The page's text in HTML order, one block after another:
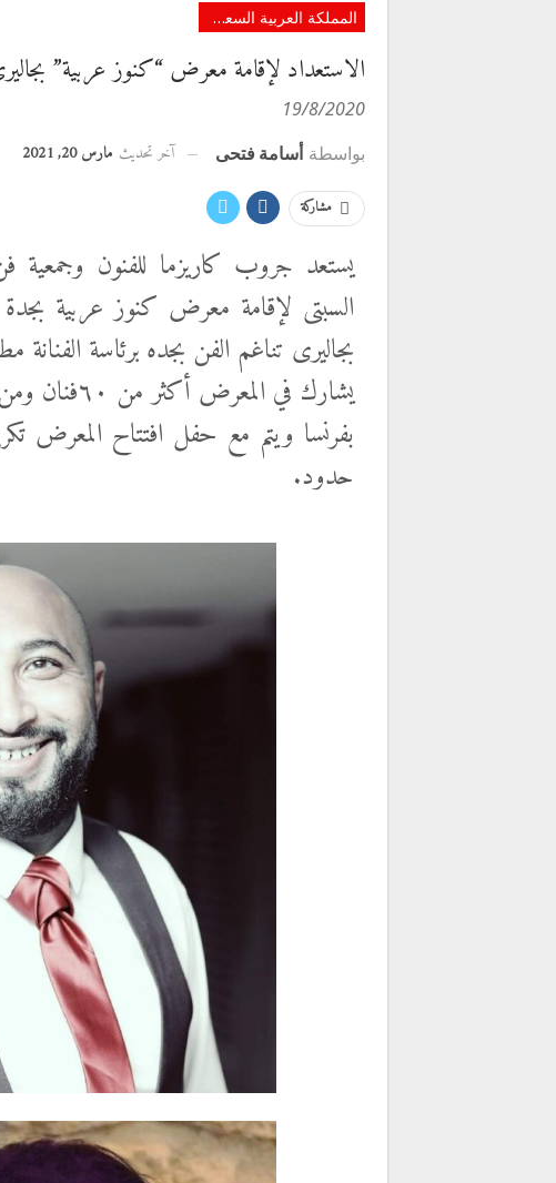
المملكة العربية السعودية
الاستعداد لإقامة معرض “كنوز عربية”
19/8/2020
بواسطة أسامة فتحى آخر تحديث مارس 20, 2021
مشاركة
يستعد جروب كاريزما للفنون وجمعية
السبتى لإقامة معرض كنوز عربية
بجاليرى تناغم الفن بجده برئاسة الفنانة
يشارك في
بفرنسا ويتم مع حفل افتتاح المعرض
حدود.